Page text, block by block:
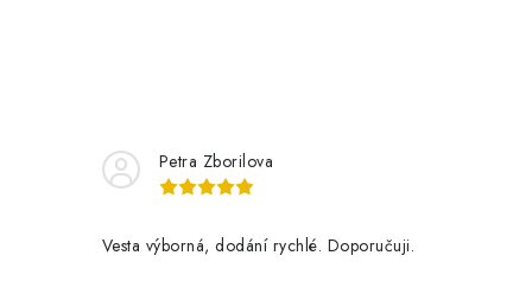
Petra Zborilova
Vesta výborná, dodání rychlé. Doporučuji.